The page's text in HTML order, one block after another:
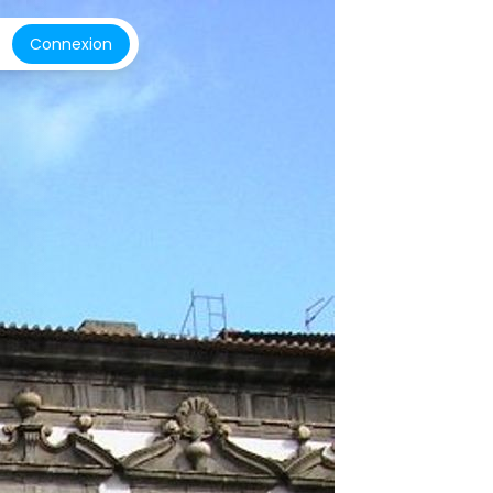
Connexion